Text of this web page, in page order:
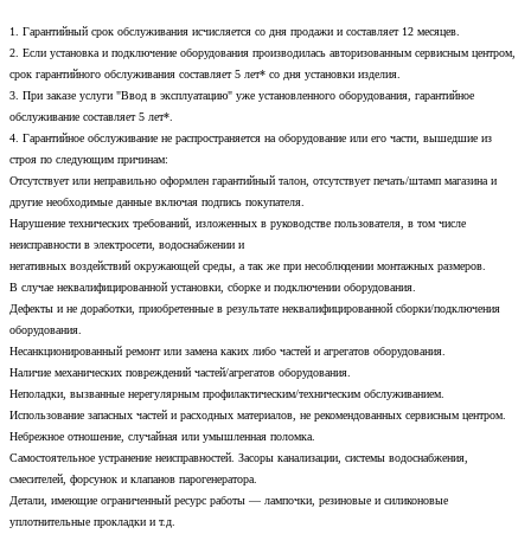
1. Гарантийный срок обслуживания исчисляется со дня продажи и составляет 12 месяцев.
2. Если установка и подключение оборудования производилась авторизованным сервисным центром,
срок гарантийного обслуживания составляет 5 лет* со дня установки изделия.
3. При заказе услуги "Ввод в эксплуатацию" уже установленного оборудования, гарантийное
обслуживание составляет 5 лет*.
4. Гарантийное обслуживание не распространяется на оборудование или его части, вышедшие из
строя по следующим причинам:
Отсутствует или неправильно оформлен гарантийный талон, отсутствует печать/штамп магазина и
другие необходимые данные включая подпись покупателя.
Нарушение технических требований, изложенных в руководстве пользователя, в том числе
неисправности в электросети, водоснабжении и
негативных воздействий окружающей среды, а так же при несоблюдении монтажных размеров.
В случае неквалифицированной установки, сборке и подключении оборудования.
Дефекты и не доработки, приобретенные в результате неквалифицированной сборки/подключения
оборудования.
Несанкционированный ремонт или замена каких либо частей и агрегатов оборудования.
Наличие механических повреждений частей/агрегатов оборудования.
Неполадки, вызванные нерегулярным профилактическим/техническим обслуживанием.
Использование запасных частей и расходных материалов, не рекомендованных сервисным центром.
Небрежное отношение, случайная или умышленная поломка.
Самостоятельное устранение неисправностей. Засоры канализации, системы водоснабжения,
смесителей, форсунок и клапанов парогенератора.
Детали, имеющие ограниченный ресурс работы — лампочки, резиновые и силиконовые
уплотнительные прокладки и т.д.